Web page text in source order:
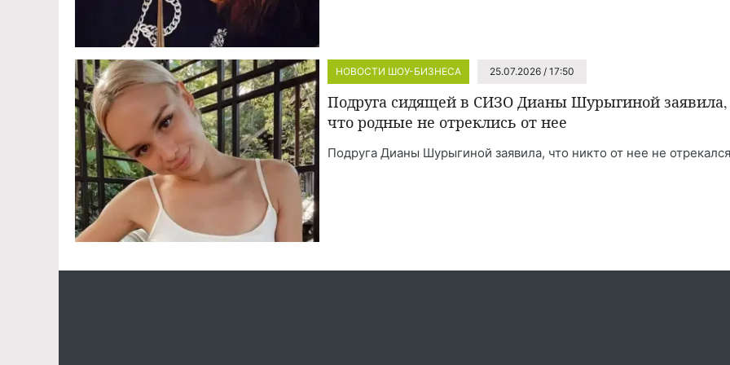
НОВОСТИ ШОУ-БИЗНЕСА 25.07.2026 / 17:50
Подруга сидящей в СИЗО Дианы Шурыгиной заявила,
что родные не отреклись от нее
Подруга Дианы Шурыгиной заявила, что никто от нее не